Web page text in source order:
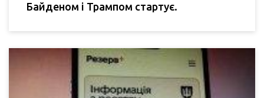
Байденом і Трампом стартує.